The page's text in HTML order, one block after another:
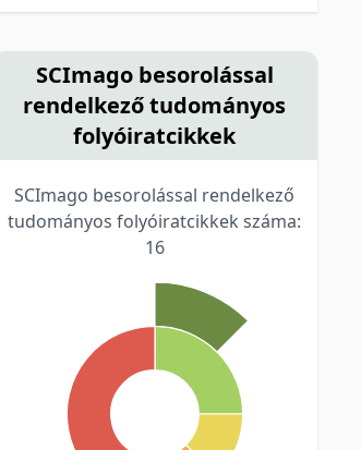
SCImago besorolással
rendelkező tudományos
folyóiratcikkek
SCImago besorolással rendelkező
tudományos folyóiratcikkek száma:
16